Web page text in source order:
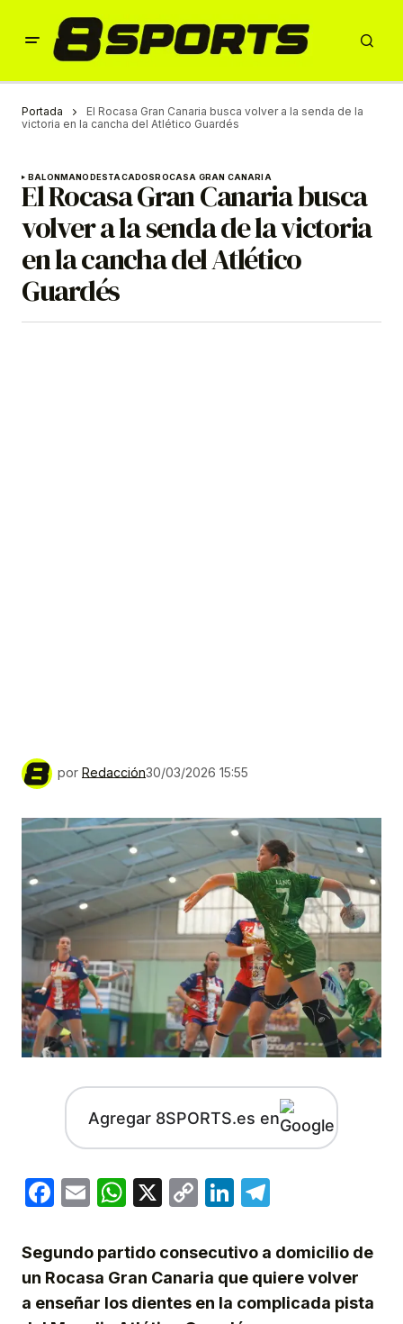
Portada
El Rocasa Gran Canaria busca volver a la senda de la
victoria en la cancha del Atlético Guardés
BALONMANODESTACADOSROCASA GRAN CANARIA
El Rocasa Gran Canaria busca
volver a la senda de la victoria
en la cancha del Atlético
Guardés
por Redacción30/03/2026 15:55
Agregar 8SPORTS.es en
Facebook
EmailWhatsApp
X
CopyLinkedIn
Segundo partido consecutivo a domicilio de
un Rocasa Gran Canaria que quiere volver
a enseñar los dientes en la complicada pista